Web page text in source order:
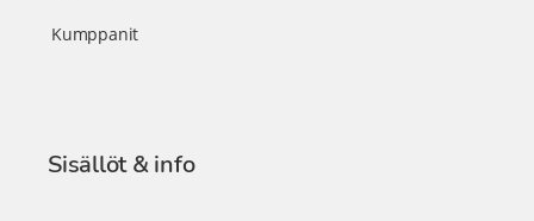
Kumppanit
Sisällöt & info